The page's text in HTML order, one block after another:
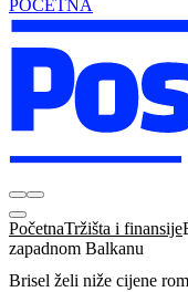
POČETNA
PočetnaTržišta i finansije
zapadnom Balkanu
Brisel želi niže cijene